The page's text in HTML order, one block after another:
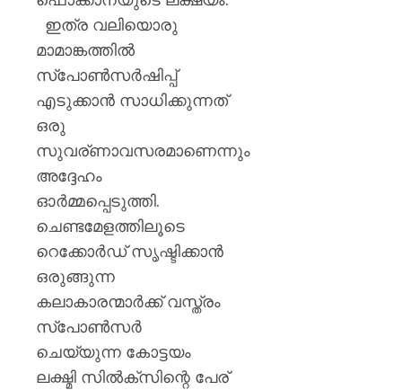
ഇത്ര വലിയൊരു
മാമാങ്കത്തിൽ
സ്‌പോൺസർഷിപ്പ്
എടുക്കാൻ സാധിക്കുന്നത്
ഒരു
സുവര്ണാവസരമാണെന്നും
അദ്ദേഹം
ഓർമ്മപ്പെടുത്തി.
ചെണ്ടമേളത്തിലൂടെ
റെക്കോർഡ് സൃഷ്ടിക്കാൻ
ഒരുങ്ങുന്ന
കലാകാരന്മാർക്ക് വസ്ത്രം
സ്പോൺസർ
ചെയ്യുന്ന കോട്ടയം
ലക്ഷ്മി സിൽക്സിന്റെ പേര്